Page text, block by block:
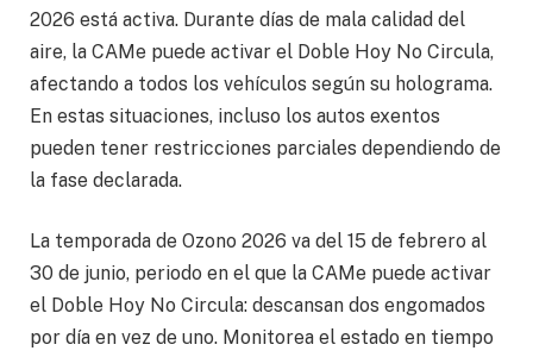
2026 está activa. Durante días de mala calidad del
aire, la CAMe puede activar el Doble Hoy No Circula,
afectando a todos los vehículos según su holograma.
En estas situaciones, incluso los autos exentos
pueden tener restricciones parciales dependiendo de
la fase declarada.
La temporada de Ozono 2026 va del 15 de febrero al
30 de junio, periodo en el que la CAMe puede activar
el Doble Hoy No Circula: descansan dos engomados
por día en vez de uno. Monitorea el estado en tiempo